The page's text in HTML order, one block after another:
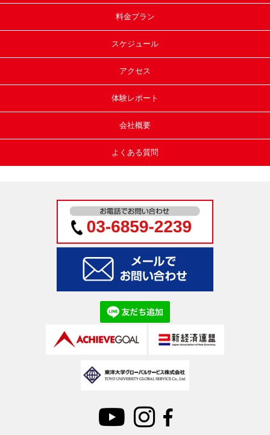
料金プラン
スケジュール
アクセス
体験レポート
会社概要
よくある質問